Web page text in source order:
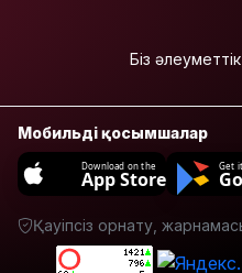
жылы мен
жылыту
маусымына
ШҚО әкімінің
Біз
Мобильді қосымшалар
Download on the
App Store
Get
Қауіпсіз орнату,